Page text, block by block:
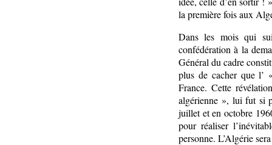
la première fois aux
Dans les mois qui
confédération à la
Général du cadre
plus de cacher que l’
France. Cette
algérienne », lui fut si
juillet et en octobre
pour réaliser
personne. L’Algérie